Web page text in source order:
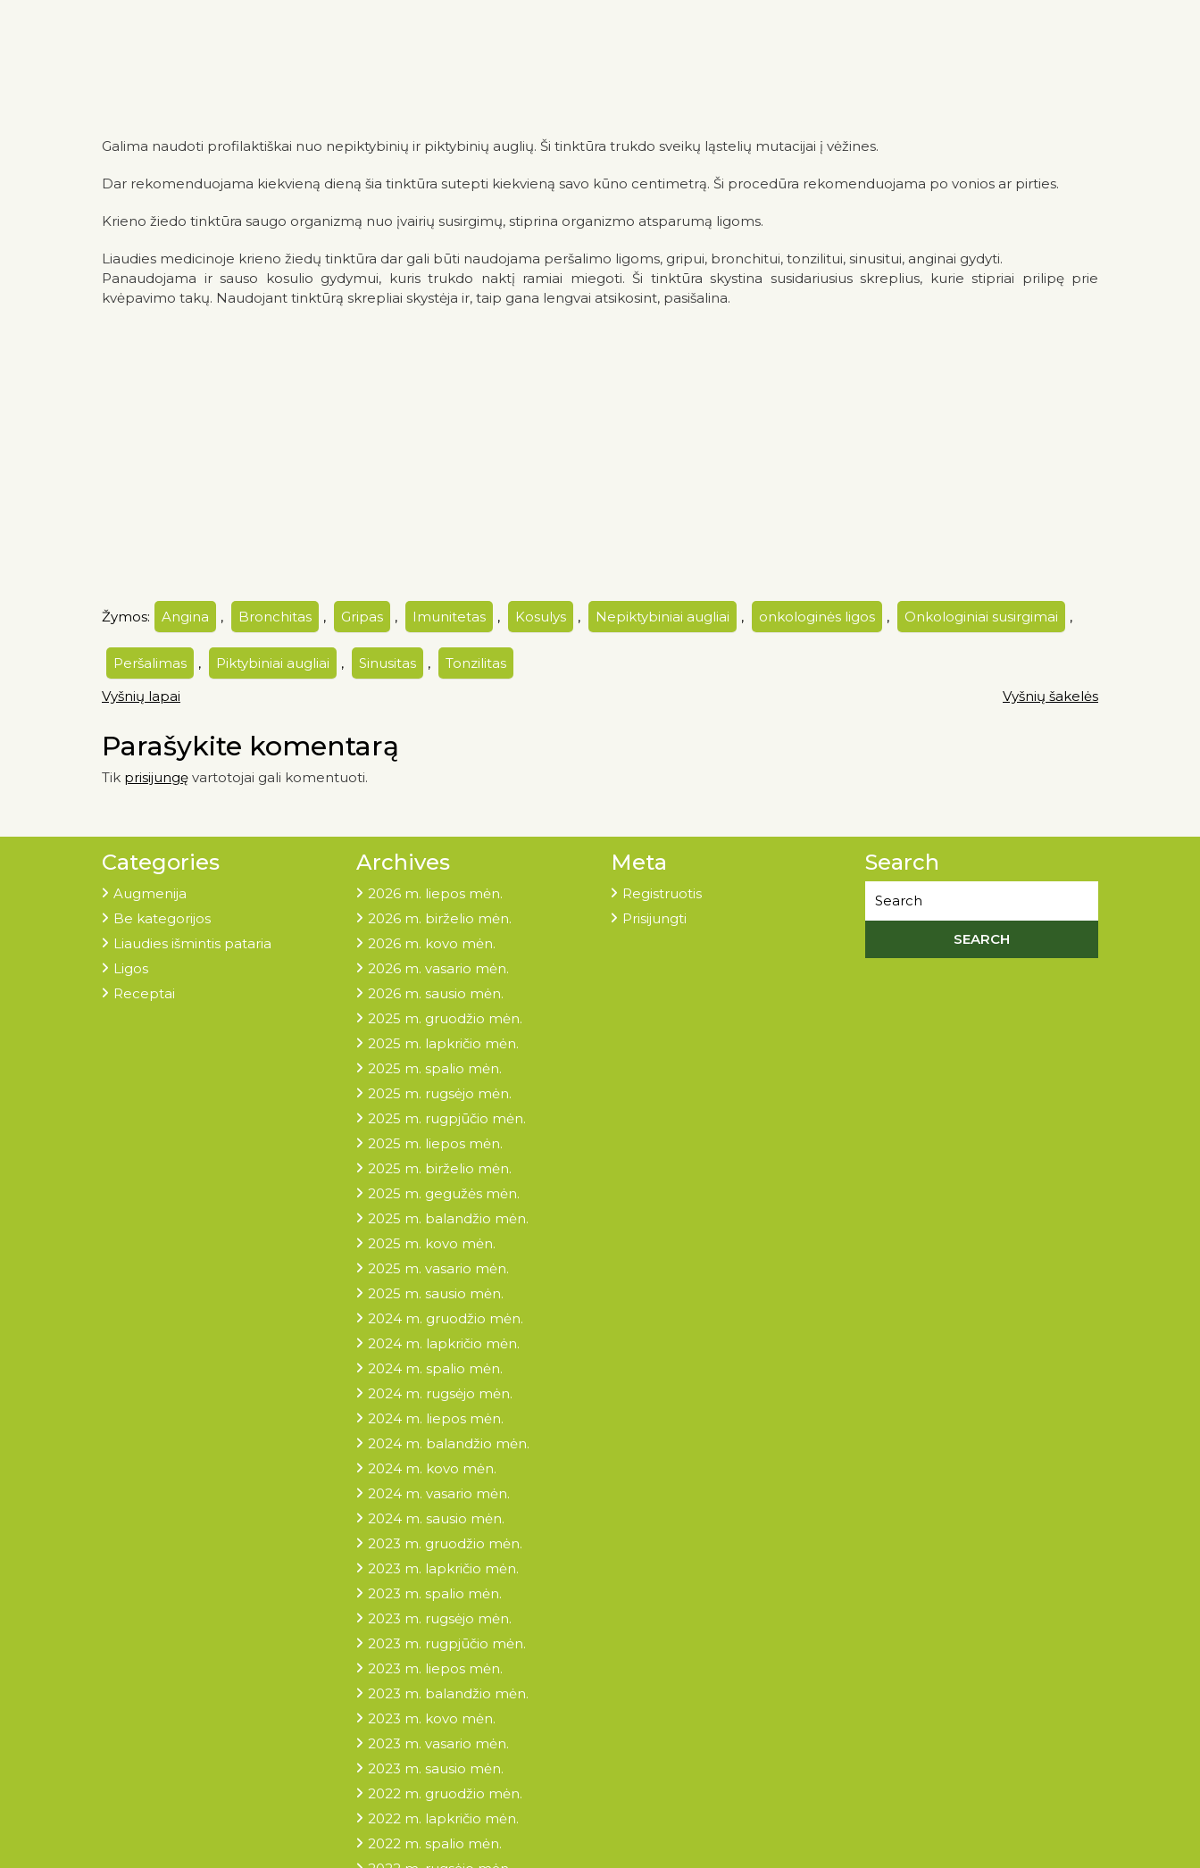
Galima naudoti profilaktiškai nuo nepiktybinių ir piktybinių auglių. Ši tinktūra trukdo sveikų ląstelių mutacijai į vėžines.
Dar rekomenduojama kiekvieną dieną šia tinktūra sutepti kiekvieną savo kūno centimetrą. Ši procedūra rekomenduojama po vonios ar pirties.
Krieno žiedo tinktūra saugo organizmą nuo įvairių susirgimų, stiprina organizmo atsparumą ligoms.
Liaudies medicinoje krieno žiedų tinktūra dar gali būti naudojama peršalimo ligoms, gripui, bronchitui, tonzilitui, sinusitui, anginai gydyti.
Panaudojama ir sauso kosulio gydymui, kuris trukdo naktį ramiai miegoti. Ši tinktūra skystina susidariusius skreplius, kurie stipriai prilipę prie
kvėpavimo takų. Naudojant tinktūrą skrepliai skystėja ir, taip gana lengvai atsikosint, pasišalina.
Žymos: Angina , Bronchitas , Gripas , Imunitetas , Kosulys , Nepiktybiniai augliai , onkologinės ligos , Onkologiniai susirgimai ,
Peršalimas , Piktybiniai augliai , Sinusitas ,
Tonzilitas
Vyšnių lapai
Vyšnių šakelės
Parašykite komentarą
Tik prisijungę vartotojai gali komentuoti.
Categories
Augmenija
Be kategorijos
Liaudies išmintis pataria
Ligos
Receptai
Archives
2026 m. liepos mėn.
2026 m. birželio mėn.
2026 m. kovo mėn.
2026 m. vasario mėn.
2026 m. sausio mėn.
2025 m. gruodžio mėn.
2025 m. lapkričio mėn.
2025 m. spalio mėn.
2025 m. rugsėjo mėn.
2025 m. rugpjūčio mėn.
2025 m. liepos mėn.
2025 m. birželio mėn.
2025 m. gegužės mėn.
2025 m. balandžio mėn.
2025 m. kovo mėn.
2025 m. vasario mėn.
2025 m. sausio mėn.
2024 m. gruodžio mėn.
2024 m. lapkričio mėn.
2024 m. spalio mėn.
2024 m. rugsėjo mėn.
2024 m. liepos mėn.
2024 m. balandžio mėn.
2024 m. kovo mėn.
2024 m. vasario mėn.
2024 m. sausio mėn.
2023 m. gruodžio mėn.
2023 m. lapkričio mėn.
2023 m. spalio mėn.
2023 m. rugsėjo mėn.
2023 m. rugpjūčio mėn.
2023 m. liepos mėn.
2023 m. balandžio mėn.
2023 m. kovo mėn.
2023 m. vasario mėn.
2023 m. sausio mėn.
2022 m. gruodžio mėn.
2022 m. lapkričio mėn.
2022 m. spalio mėn.
Meta
Registruotis
Prisijungti
Search